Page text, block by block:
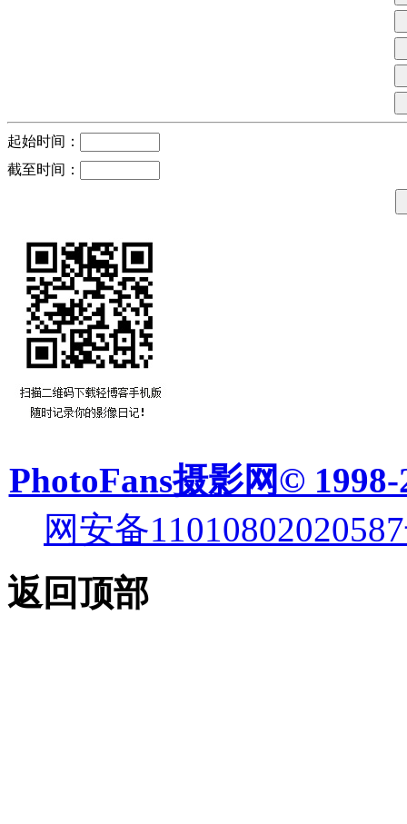
起始时间：
截至时间：
PhotoFans摄影网© 1998-
网安备
返回顶部